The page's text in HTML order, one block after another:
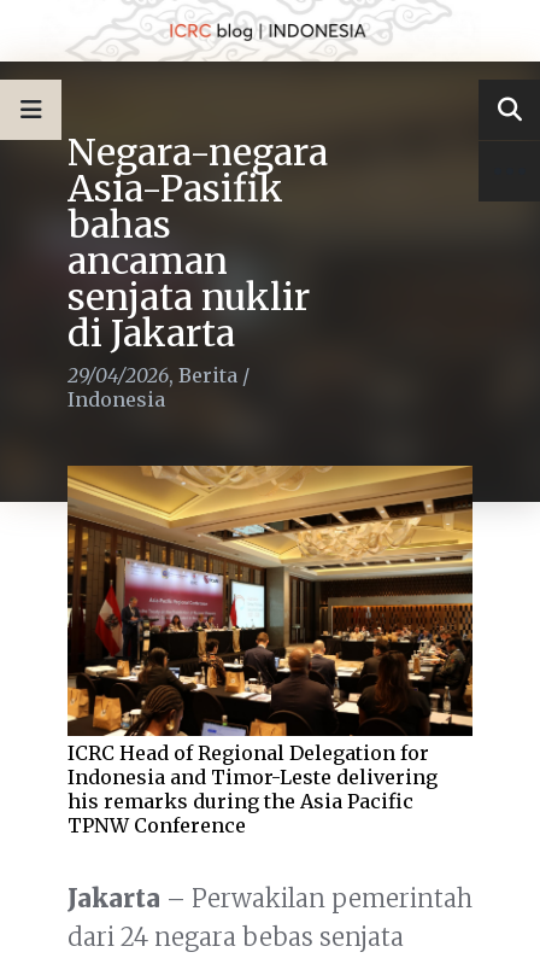
Negara-negara
Asia-Pasifik
bahas
ancaman
senjata nuklir
di Jakarta
29/04/2026, Berita /
Indonesia
ICRC Head of Regional Delegation for
Indonesia and Timor-Leste delivering
his remarks during the Asia Pacific
TPNW Conference
Jakarta – Perwakilan pemerintah
dari 24 negara bebas senjata